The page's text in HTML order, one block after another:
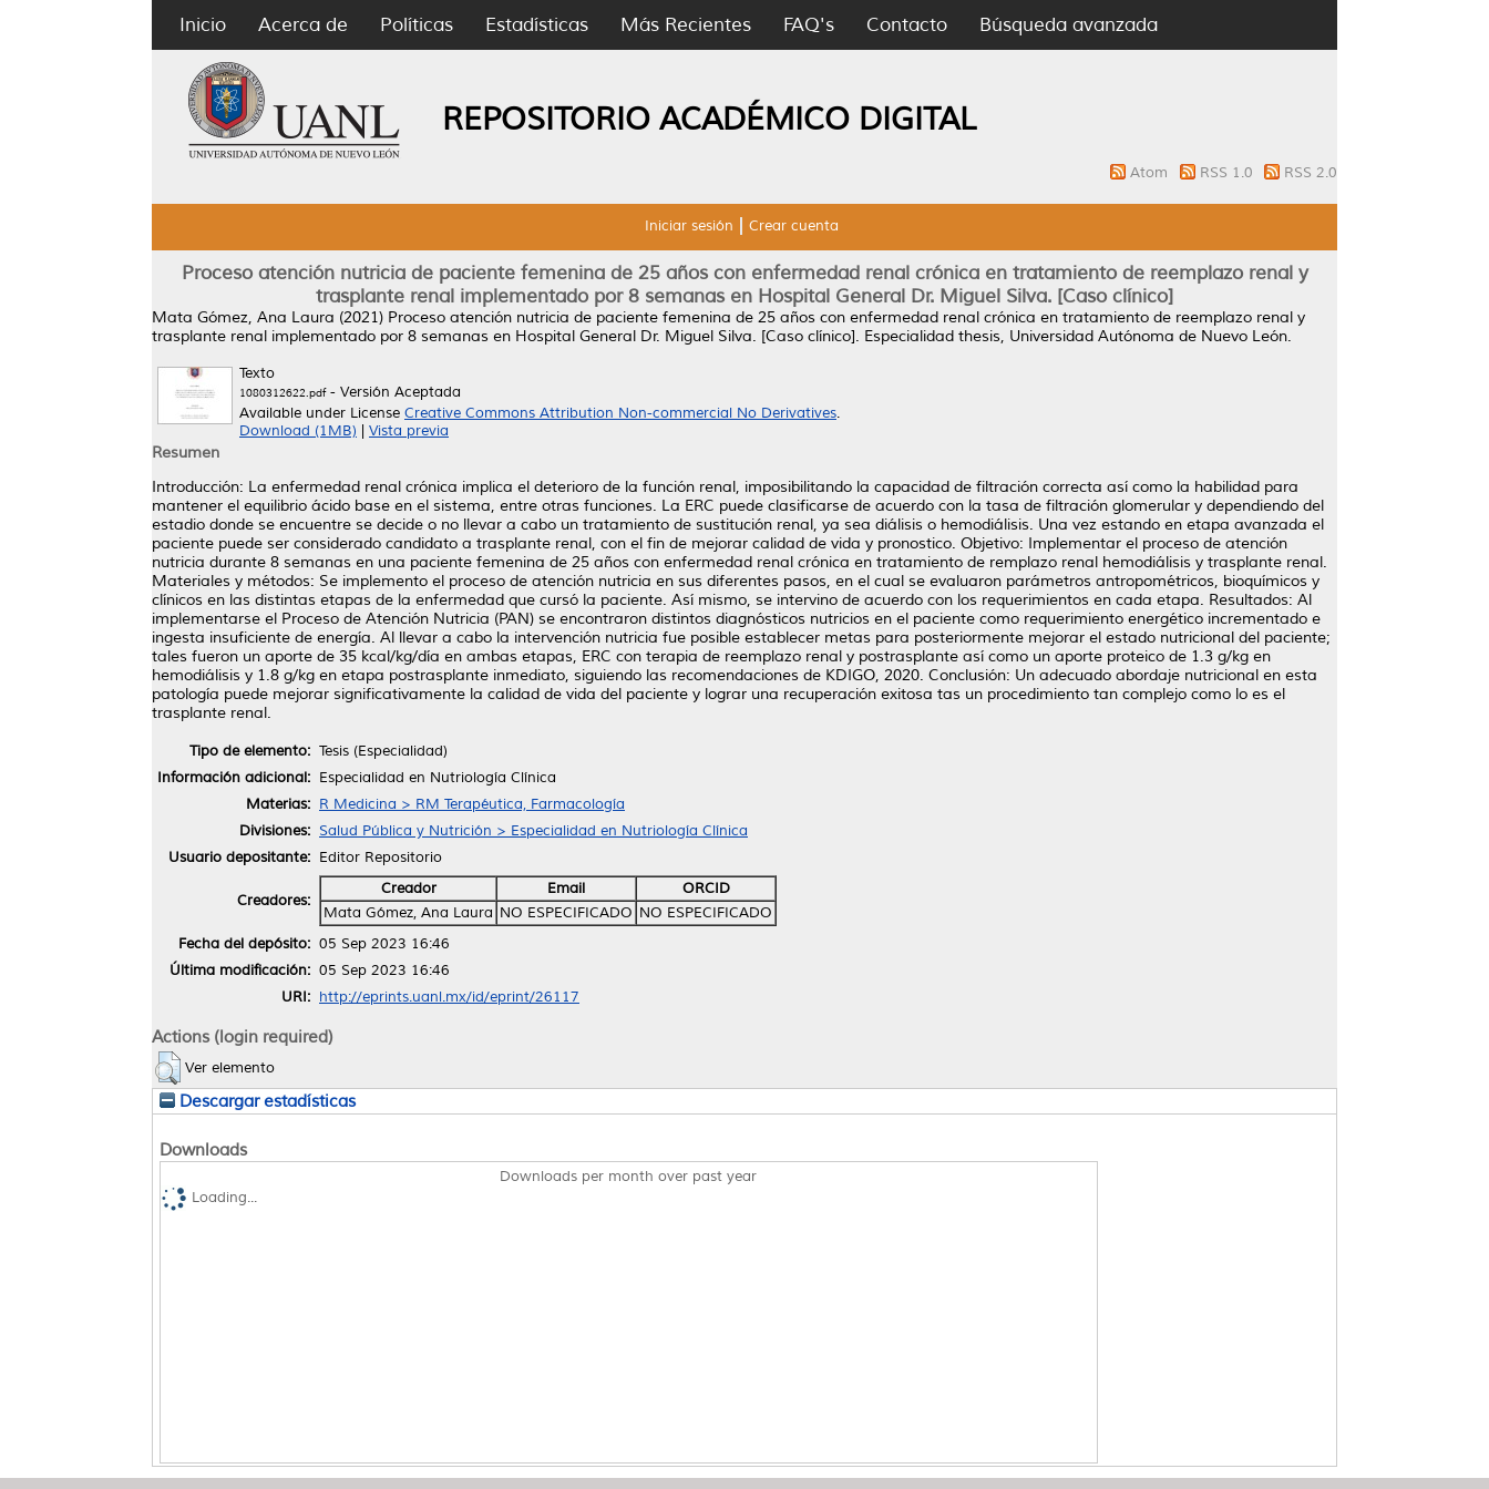
Inicio Acerca de Políticas Estadísticas Más Recientes FAQ's Contacto Búsqueda avanzada
REPOSITORIO ACADÉMICO DIGITAL
Atom RSS 1.0 RSS 2.0
Iniciar sesión Crear cuenta
Proceso atención nutricia de paciente femenina de 25 años con enfermedad renal crónica en tratamiento de reemplazo renal y
trasplante renal implementado por 8 semanas en Hospital General Dr. Miguel Silva. [Caso clínico]
Mata Gómez, Ana Laura (2021) Proceso atención nutricia de paciente femenina de 25 años con enfermedad renal crónica en tratamiento de reemplazo renal y
trasplante renal implementado por 8 semanas en Hospital General Dr. Miguel Silva. [Caso clínico]. Especialidad thesis, Universidad Autónoma de Nuevo León.
Texto
1080312622.pdf- Versión Aceptada
Available under License Creative Commons Attribution Non-commercial No Derivatives.
Download (1MB)
Vista previa
Resumen
Introducción: La enfermedad renal crónica implica el deterioro de la función renal, imposibilitando la capacidad de filtración correcta así como la habilidad para
mantener el equilibrio ácido base en el sistema, entre otras funciones. La ERC puede clasificarse de acuerdo con la tasa de filtración glomerular y dependiendo del
estadio donde se encuentre se decide o no llevar a cabo un tratamiento de sustitución renal, ya sea diálisis o hemodiálisis. Una vez estando en etapa avanzada el
paciente puede ser considerado candidato a trasplante renal, con el fin de mejorar calidad de vida y pronostico. Objetivo: Implementar el proceso de atención
nutricia durante 8 semanas en una paciente femenina de 25 años con enfermedad renal crónica en tratamiento de remplazo renal hemodiálisis y trasplante renal.
Materiales y métodos: Se implemento el proceso de atención nutricia en sus diferentes pasos, en el cual se evaluaron parámetros antropométricos, bioquímicos y
clínicos en las distintas etapas de la enfermedad que cursó la paciente. Así mismo, se intervino de acuerdo con los requerimientos en cada etapa. Resultados: Al
implementarse el Proceso de Atención Nutricia (PAN) se encontraron distintos diagnósticos nutricios en el paciente como requerimiento energético incrementado e
ingesta insuficiente de energía. Al llevar a cabo la intervención nutricia fue posible establecer metas para posteriormente mejorar el estado nutricional del paciente;
tales fueron un aporte de 35 kcal/kg/día en ambas etapas, ERC con terapia de reemplazo renal y postrasplante así como un aporte proteico de 1.3 g/kg en
hemodiálisis y 1.8 g/kg en etapa postrasplante inmediato, siguiendo las recomendaciones de KDIGO, 2020. Conclusión: Un adecuado abordaje nutricional en esta
patología puede mejorar significativamente la calidad de vida del paciente y lograr una recuperación exitosa tas un procedimiento tan complejo como lo es el
trasplante renal.
Tipo de elemento: Tesis (Especialidad)
Información adicional: Especialidad en Nutriología Clínica
Materias: R Medicina > RM Terapéutica, Farmacología
Divisiones: Salud Pública y Nutrición > Especialidad en Nutriología Clínica
Usuario depositante: Editor Repositorio
Creadores:
Creador Email
ORCID
Mata Gómez, Ana Laura NO ESPECIFICADO NO ESPECIFICADO
Fecha del depósito: 05 Sep 2023 16:46
Última modificación: 05 Sep 2023 16:46
URI: http://eprints.uanl.mx/id/eprint/26117
Actions (login required)
Ver elemento
Descargar estadísticas
Downloads
Downloads per month over past year
Loading...